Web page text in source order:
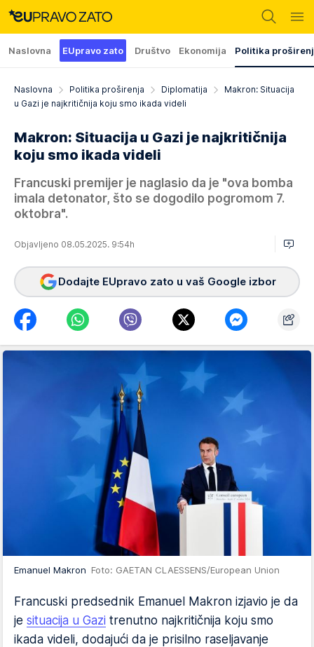
Naslovna EUpravo zato Društvo Ekonomija Politika
Naslovna Politika proširenja Diplomatija
Makron: Situacija
u Gazi je najkritičnija koju smo ikada videli
Makron: Situacija u Gazi je najkritičnija
koju smo ikada videli
Francuski premijer je naglasio da je "ova bomba
imala detonator, što se dogodilo pogromom 7.
oktobra".
Objavljeno 08.05.2025. 9:54h
Dodajte EUpravo zato u vaš Google izbor
Emanuel Makron Foto: GAETAN CLAESSENS/European Union
Francuski predsednik Emanuel Makron izjavio je da
je situacija u Gazi trenutno najkritičnija koju smo
ikada videli, dodajući da je prisilno raseljavanje